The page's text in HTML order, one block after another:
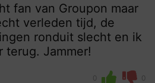
fan van Groupon maar
verleden tijd, de
ronduit slecht en ik
terug. Jammer!
0 0